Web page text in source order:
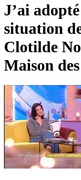
J’ai
situation
Clotilde
Maison